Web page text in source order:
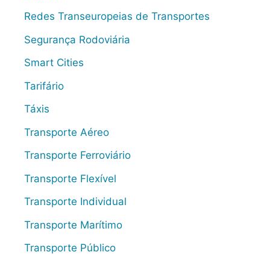
Redes Transeuropeias de Transportes
Segurança Rodoviária
Smart Cities
Tarifário
Táxis
Transporte Aéreo
Transporte Ferroviário
Transporte Flexível
Transporte Individual
Transporte Marítimo
Transporte Público